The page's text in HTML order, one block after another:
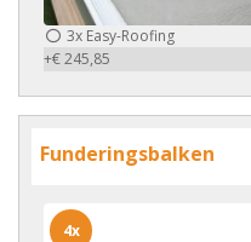
3x Easy-Roofing
+€ 245,85
Funderingsbalken
4x